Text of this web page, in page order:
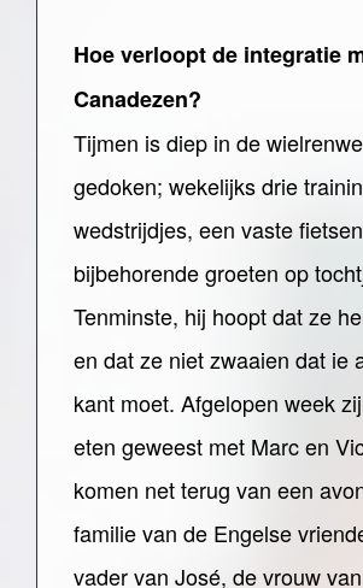
Hoe verloopt de integratie
Canadezen?
Tijmen is diep in de
gedoken; wekelijks drie
wedstrijdjes, een vaste
bijbehorende groeten op
Tenminste, hij hoopt dat ze
en dat ze niet zwaaien dat ie
kant moet. Afgelopen week
eten geweest met Marc en
komen net terug van een
familie van de Engelse
vader van José, de vrouw